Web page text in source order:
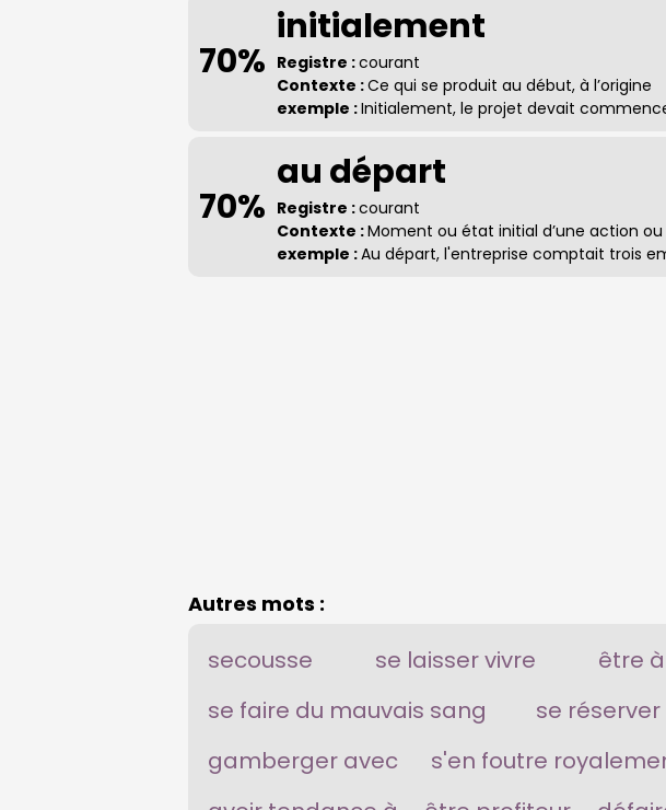
70%
initialement
Registre :courant
Contexte :Ce qui se produit au début, à l’origine
exemple :Initialement, le projet devait
70%
au départ
Registre :courant
Contexte :Moment ou état initial d’une action ou
exemple :Au départ, l'entreprise comptait trois
Autres mots :
secousse se laisser vivre être
se faire du mauvais sang
se réserver
gamberger avec
s'en foutre